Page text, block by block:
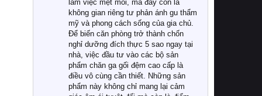
làm việc mệt mỏi, mà đây còn là
không gian riêng tư phản ánh gu thẩm
mỹ và phong cách sống của gia chủ.
Để biến căn phòng trở thành chốn
nghỉ dưỡng đích thực 5 sao ngay tại
nhà, việc đầu tư vào các bộ sản
phẩm chăn ga gối đệm cao cấp là
điều vô cùng cần thiết. Những sản
phẩm này không chỉ mang lại cảm